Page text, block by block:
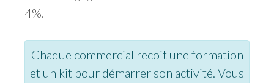
4%.
Chaque commercial recoit une formation
et un kit pour démarrer son activité. Vous